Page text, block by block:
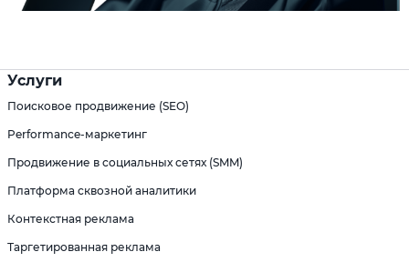
Услуги
Поисковое продвижение (SEO)
Performance-маркетинг
Продвижение в социальных сетях (SMM)
Платформа сквозной аналитики
Контекстная реклама
Таргетированная реклама